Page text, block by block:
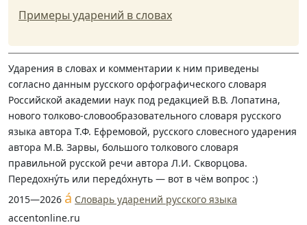
Примеры ударений в словах
Ударения в словах и комментарии к ним приведены
согласно данным русского орфографического словаря
Российской академии наук под редакцией В.В. Лопатина,
нового толково-словообразовательного словаря русского
языка автора Т.Ф. Ефремовой, русского словесного ударения
автора М.В. Зарвы, большого толкового словаря
правильной русской речи автора Л.И. Скворцова.
Передохну́ть или передо́хнуть — вот в чём вопрос :)
2015—2026 á Словарь ударений русского языка
accentonline.ru